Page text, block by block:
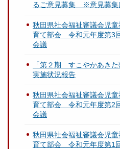
るご意見募集 ※意見募集
秋田県社会福祉審議会児
育て部会 令和元年度第3
会議
「第２期 すこやかあき
実施状況報告
秋田県社会福祉審議会児
育て部会 令和元年度第2
会議
秋田県社会福祉審議会児
育て部会 令和元年度第1